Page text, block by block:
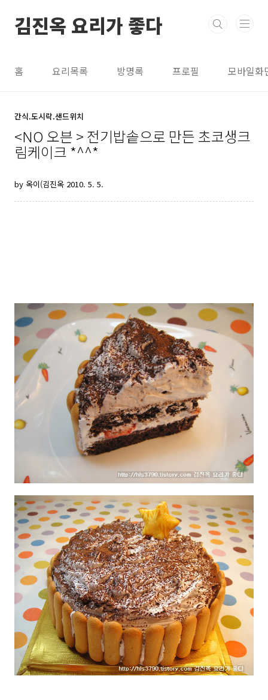
김진옥 요리가 좋다
홈 요리목록 방명록 프로필 모바일화
간식.도시락.샌드위치
<NO 오븐 > 전기밥솥으로 만든 초코생크
림케이크 *^^*
by 옥이(김진옥 2010. 5. 5.